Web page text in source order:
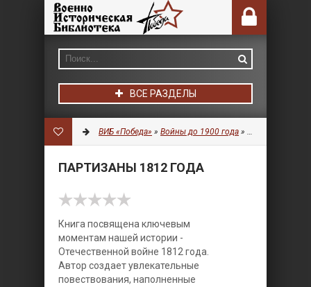
ВСЕ РАЗДЕЛЫ
ВИБ «Победа» » Войны до 1900 года » Литература
ПАРТИЗАНЫ 1812 ГОДА
Книга посвящена ключевым
моментам нашей истории -
Отечественной войне 1812 года.
Автор создает увлекательные
повествования, наполненные